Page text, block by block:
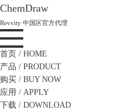
ChemDraw
Revvity 中国区官方代理
首页 / HOME
产品 / PRODUCT
购买 / BUY NOW
应用 / APPLY
下载 / DOWNLOAD